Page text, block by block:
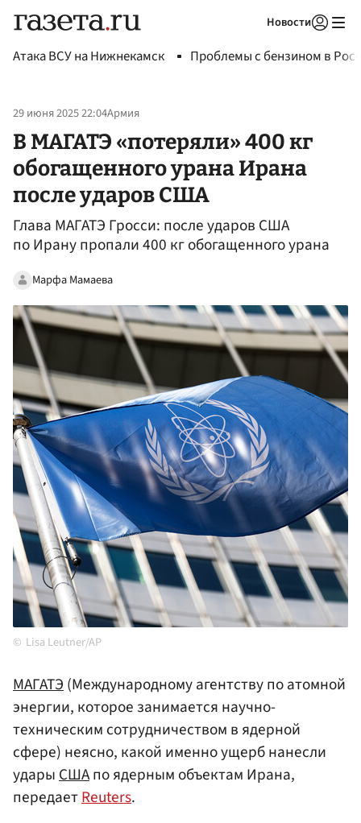
Новости
Атака ВСУ на Нижнекамск Проблемы с бензином в
29 июня 2025 22:04Армия
В МАГАТЭ «потеряли» 400 кг
обогащенного урана Ирана
после ударов США
Глава МАГАТЭ Гросси: после ударов США
по Ирану пропали 400 кг обогащенного урана
Марфа Мамаева
Lisa Leutner/AP
МАГАТЭ(Международному агентству по атомной
энергии, которое занимается научно-
техническим сотрудничеством в ядерной
сфере) неясно, какой именно ущерб нанесли
ударыСШАпо ядерным объектам Ирана,
передаетReuters.